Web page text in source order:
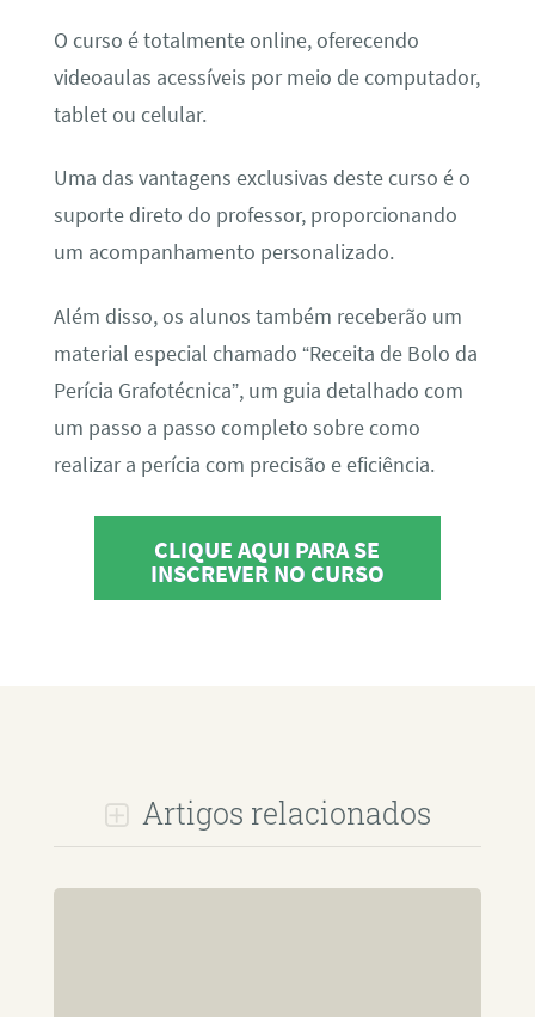
O curso é totalmente online, oferecendo
videoaulas acessíveis por meio de computador,
tablet ou celular.
Uma das vantagens exclusivas deste curso é o
suporte direto do professor, proporcionando
um acompanhamento personalizado.
Além disso, os alunos também receberão um
material especial chamado “Receita de Bolo da
Perícia Grafotécnica”, um guia detalhado com
um passo a passo completo sobre como
realizar a perícia com precisão e eficiência.
CLIQUE AQUI PARA SE
INSCREVER NO CURSO
Artigos relacionados